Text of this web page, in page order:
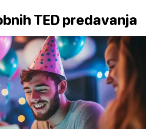
TED predavanja